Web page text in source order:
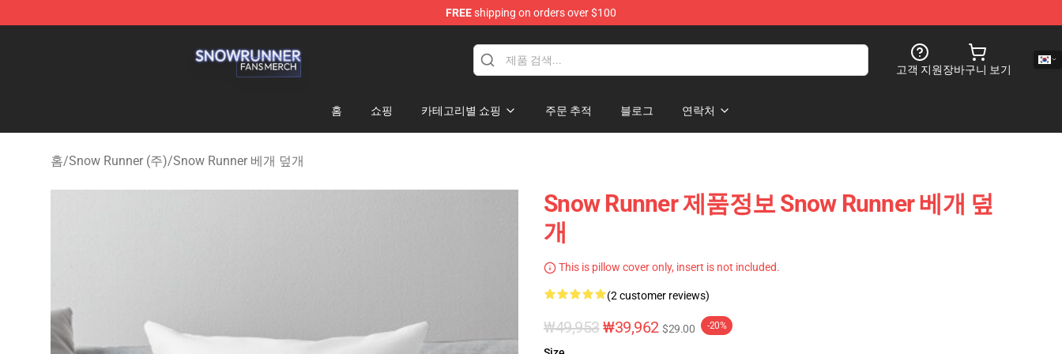
FREEshipping on orders over $100
고객 지원장바구니 보기
홈 쇼핑 카테고리별 쇼핑 주문 추적 블로그 연락처
홈/Snow Runner (주)/Snow Runner 베개 덮개
Snow Runner 제품정보 Snow Runner 베개 덮
개
This is pillow cover only, insert is not included.
(2 customer reviews)
₩49,953 ₩39,962 $29.00 -20%